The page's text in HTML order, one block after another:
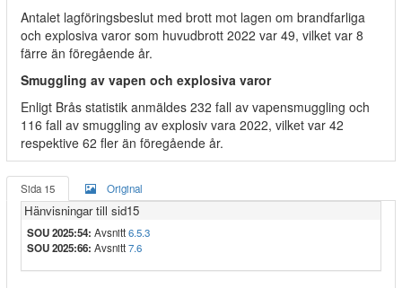
Antalet lagföringsbeslut med brott mot lagen om brandfarliga
och explosiva varor som huvudbrott 2022 var 49, vilket var 8
färre än föregående år.
Smuggling av vapen och explosiva varor
Enligt Brås statistik anmäldes 232 fall av vapensmuggling och
116 fall av smuggling av explosiv vara 2022, vilket var 42
respektive 62 fler än föregående år.
Sida 15 Original
Hänvisningar till sid15
SOU 2025:54: Avsnitt6.5.3
SOU 2025:66: Avsnitt7.6